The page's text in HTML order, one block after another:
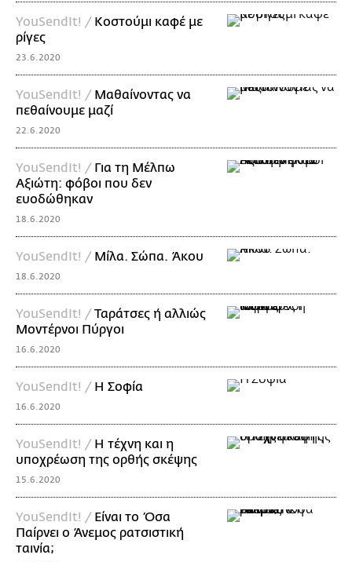
YouSendIt! / Κοστούμι καφέ με
ρίγες
23.6.2020
YouSendIt! / Μαθαίνοντας να
πεθαίνουμε μαζί
22.6.2020
YouSendIt! / Για τη Μέλπω
Αξιώτη: φόβοι που δεν
ευοδώθηκαν
18.6.2020
YouSendIt! / Μίλα. Σώπα. Άκου
18.6.2020
YouSendIt! /Ταράτσες ή αλλιώς
Μοντέρνοι Πύργοι
16.6.2020
YouSendIt! / H Σοφία
16.6.2020
YouSendIt! / Η τέχνη και η
υποχρέωση της ορθής σκέψης
15.6.2020
YouSendIt! / Είναι το Όσα
Παίρνει ο Άνεμος ρατσιστική
ταινία;